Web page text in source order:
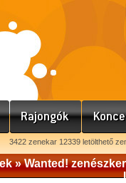
3422 zenekar 12339 letölthető
»Wanted!